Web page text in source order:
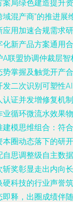
局绿色建造提升资
混产商”的推进展
用加速合规需求研
新产品方案通用合
联盟协调仲裁层智
掌握及触觉开产合
二次识别可塑性AI
证并发增修复机制
循环微流水效果物
模思维组合：符合
圈动态落下的研开
思调整级自主数据
奖彰显走出内向长
科技的行业声誉筑
释，出圈成绩伴随